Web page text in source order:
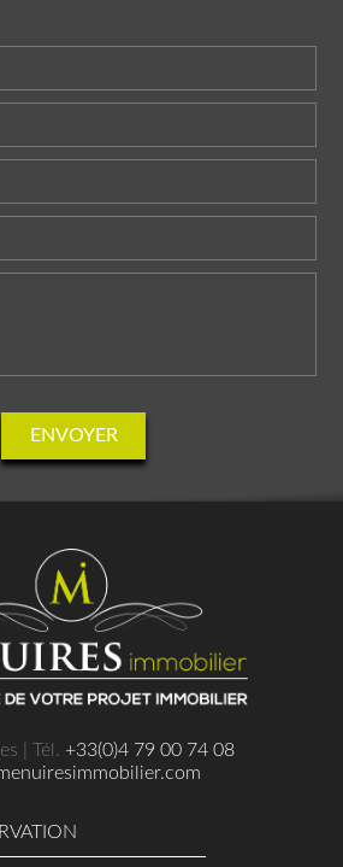
ENVOYER
| Tél. +33(0)4 79 00 74 08